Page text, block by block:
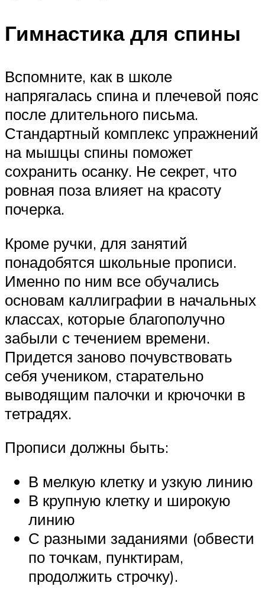
Гимнастика для спины
Вспомните, как в школе
напрягалась спина и плечевой пояс
после длительного письма.
Стандартный комплекс упражнений
на мышцы спины поможет
сохранить осанку. Не секрет, что
ровная поза влияет на красоту
почерка.
Кроме ручки, для занятий
понадобятся школьные прописи.
Именно по ним все обучались
основам каллиграфии в начальных
классах, которые благополучно
забыли с течением времени.
Придется заново почувствовать
себя учеником, старательно
выводящим палочки и крючочки в
тетрадях.
Прописи должны быть:
В мелкую клетку и узкую линию
В крупную клетку и широкую
линию
С разными заданиями (обвести
по точкам, пунктирам,
продолжить строчку).